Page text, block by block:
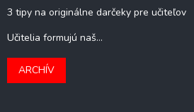
3 tipy na originálne darčeky pre učiteľov
Učitelia formujú naš...
ARCHÍV